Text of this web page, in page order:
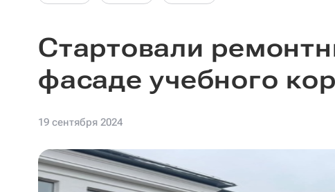
Стартовали
фасаде учебного
19 сентября 2024